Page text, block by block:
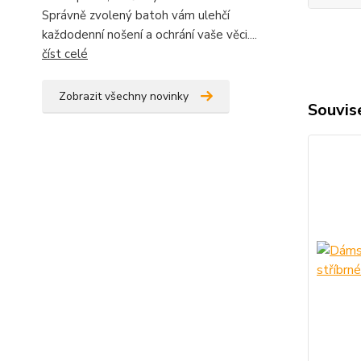
Správně zvolený batoh vám ulehčí
každodenní nošení a ochrání vaše věci....
číst celé
Zobrazit všechny novinky